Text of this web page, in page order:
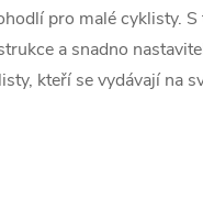
pro malé cyklisty.
a snadno
kteří se vydávají na